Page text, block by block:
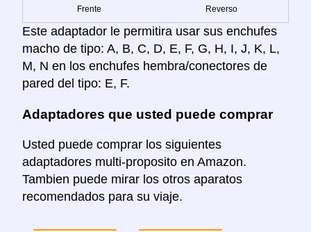
Frente Reverso
Este adaptador le permitira usar sus enchufes
macho de tipo: A, B, C, D, E, F, G, H, I, J, K, L,
M, N en los enchufes hembra/conectores de
pared del tipo: E, F.
Adaptadores que usted puede comprar
Usted puede comprar los siguientes
adaptadores multi-proposito en Amazon.
Tambien puede mirar los otros aparatos
recomendados para su viaje.